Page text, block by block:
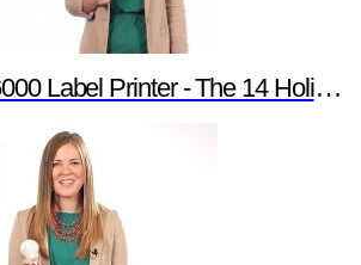
- The 14 Holiday Products of Newark element14 Promotion